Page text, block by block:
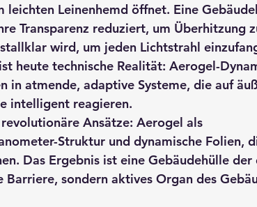
Leinenhemd öffnet. Eine
Transparenz reduziert, um Überhitzung
wird, um jeden Lichtstrahl
heute technische Realität: Aerogel-
in atmende, adaptive Systeme, die auf
intelligent reagieren.
Ansätze: Aerogel als
Struktur und dynamische Folien,
Das Ergebnis ist eine Gebäudehülle
sondern aktives Organ des